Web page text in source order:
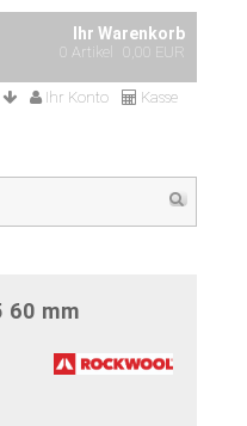
Ihr Warenkorb
0 Artikel 0,00 EUR
Ihr Konto Kasse
mm